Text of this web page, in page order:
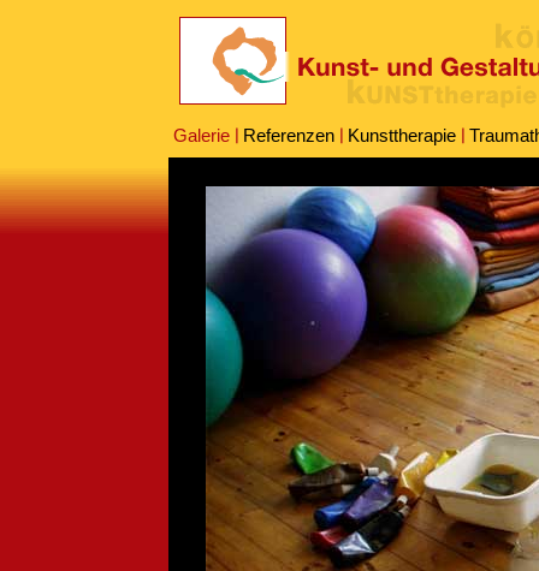
Galerie Referenzen Kunsttherapie